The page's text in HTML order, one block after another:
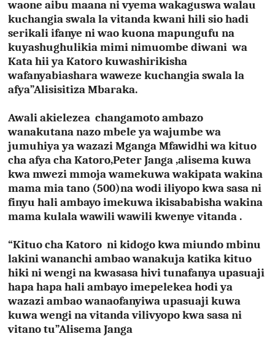
waone aibu maana ni vyema wakaguswa walau
kuchangia swala la vitanda kwani hili sio hadi
serikali ifanye ni wao kuona mapungufu na
kuyashughulikia mimi nimuombe diwani wa
Kata hii ya Katoro kuwashirikisha
wafanyabiashara waweze kuchangia swala la
afya”Alisisitiza Mbaraka.
Awali akielezea changamoto ambazo
wanakutana nazo mbele ya wajumbe wa
jumuhiya ya wazazi Mganga Mfawidhi wa kituo
cha afya cha Katoro,Peter Janga ,alisema kuwa
kwa mwezi mmoja wamekuwa wakipata wakina
mama mia tano (500)na wodi iliyopo kwa sasa ni
finyu hali ambayo imekuwa ikisababisha wakina
mama kulala wawili wawili kwenye vitanda .
“Kituo cha Katoro ni kidogo kwa miundo mbinu
lakini wananchi ambao wanakuja katika kituo
hiki ni wengi na kwasasa hivi tunafanya upasuaji
hapa hapa hali ambayo imepelekea hodi ya
wazazi ambao wanaofanyiwa upasuaji kuwa
kuwa wengi na vitanda vilivyopo kwa sasa ni
vitano tu”Alisema Janga